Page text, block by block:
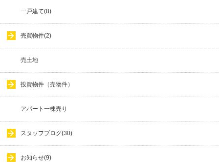
一戸建て(8)
売買物件(2)
売土地
投資物件（売物件）
アパート一棟売り
スタッフブログ(30)
お知らせ(9)